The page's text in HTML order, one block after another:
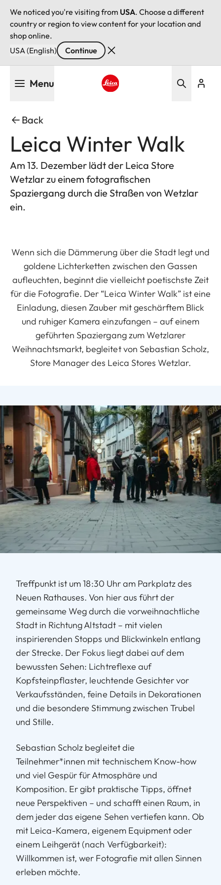
We noticed you're visiting from USA. Choose a different
country or region to view content for your location and
shop online.
USA (English)
Continue
Menu
Back
Leica Winter Walk
Am 13. Dezember lädt der Leica Store
Wetzlar zu einem fotografischen
Spaziergang durch die Straßen von Wetzlar
ein.
Wenn sich die Dämmerung über die Stadt legt und
goldene Lichterketten zwischen den Gassen
aufleuchten, beginnt die vielleicht poetischste Zeit
für die Fotografie. Der “Leica Winter Walk” ist eine
Einladung, diesen Zauber mit geschärftem Blick
und ruhiger Kamera einzufangen – auf einem
geführten Spaziergang zum Wetzlarer
Weihnachtsmarkt, begleitet von Sebastian Scholz,
Store Manager des Leica Stores Wetzlar.
Treffpunkt ist um 18:30 Uhr am Parkplatz des
Neuen Rathauses. Von hier aus führt der
gemeinsame Weg durch die vorweihnachtliche
Stadt in Richtung Altstadt – mit vielen
inspirierenden Stopps und Blickwinkeln entlang
der Strecke. Der Fokus liegt dabei auf dem
bewussten Sehen: Lichtreflexe auf
Kopfsteinpflaster, leuchtende Gesichter vor
Verkaufsständen, feine Details in Dekorationen
und die besondere Stimmung zwischen Trubel
und Stille.
Sebastian Scholz begleitet die
Teilnehmer*innen mit technischem Know-how
und viel Gespür für Atmosphäre und
Komposition. Er gibt praktische Tipps, öffnet
neue Perspektiven – und schafft einen Raum, in
dem jeder das eigene Sehen vertiefen kann. Ob
mit Leica-Kamera, eigenem Equipment oder
einem Leihgerät (nach Verfügbarkeit):
Willkommen ist, wer Fotografie mit allen Sinnen
erleben möchte.